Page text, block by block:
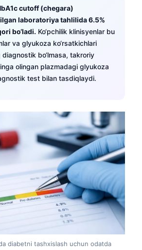
cutoff (chegara)
laboratoriya tahlilida 6.5%
bo‘ladi. Ko‘pchilik klinisyenlar bu
va glyukoza ko‘rsatkichlari
bo‘lmasa, takroriy
olingan plazmadagi glyukoza
test bilan tasdiqlaydi.
diabetni tashxislash uchun odatda